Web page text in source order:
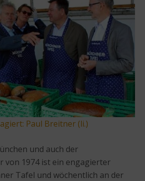
Paul Breitner (li.)
und auch der
von 1974 ist ein engagierter
Tafel und wöchentlich an der